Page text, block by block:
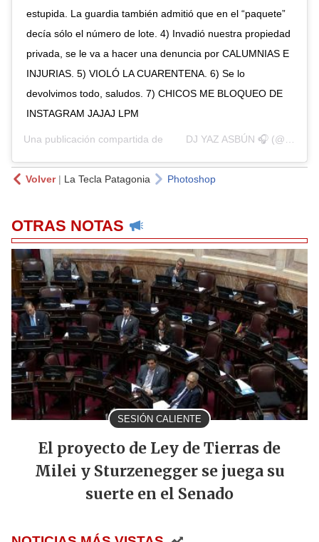
estupida. La guardia también admitió que en el “paquete”
decía sólo el número de lote. 4) Invadió nuestra propiedad
privada, se le va a hacer una denuncia por CALUMNIAS E
INJURIAS. 5) VIOLÓ LA CUARENTENA. 6) Se lo
devolvimos todo, saludos. 7) CHICOS ME BLOQUEO DE
INSTAGRAM JAJAJ LPM
Una publicación compartida de ⠀ ⠀ DJ YAZ ASBÚN 🎧 (@djyazasbun) el
Volver| La Tecla Patagonia Photoshop
OTRAS NOTAS
SESIÓN CALIENTE
El proyecto de Ley de Tierras de
Milei y Sturzenegger se juega su
suerte en el Senado